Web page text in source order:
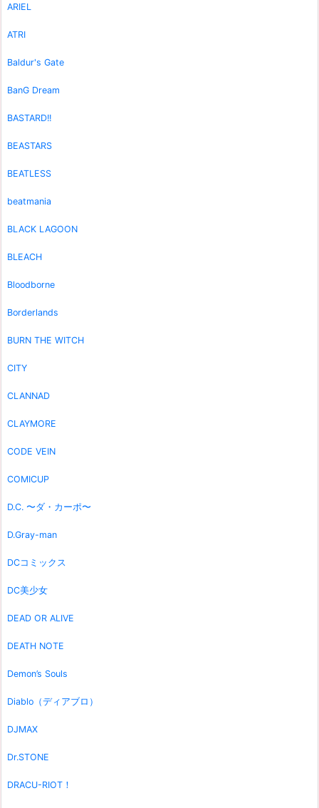
ARIEL
ATRI
Baldur's Gate
BanG Dream
BASTARD!!
BEASTARS
BEATLESS
beatmania
BLACK LAGOON
BLEACH
Bloodborne
Borderlands
BURN THE WITCH
CITY
CLANNAD
CLAYMORE
CODE VEIN
COMICUP
D.C. 〜ダ・カーポ〜
D.Gray-man
DCコミックス
DC美少女
DEAD OR ALIVE
DEATH NOTE
Demon’s Souls
Diablo（ディアブロ）
DJMAX
Dr.STONE
DRACU-RIOT！